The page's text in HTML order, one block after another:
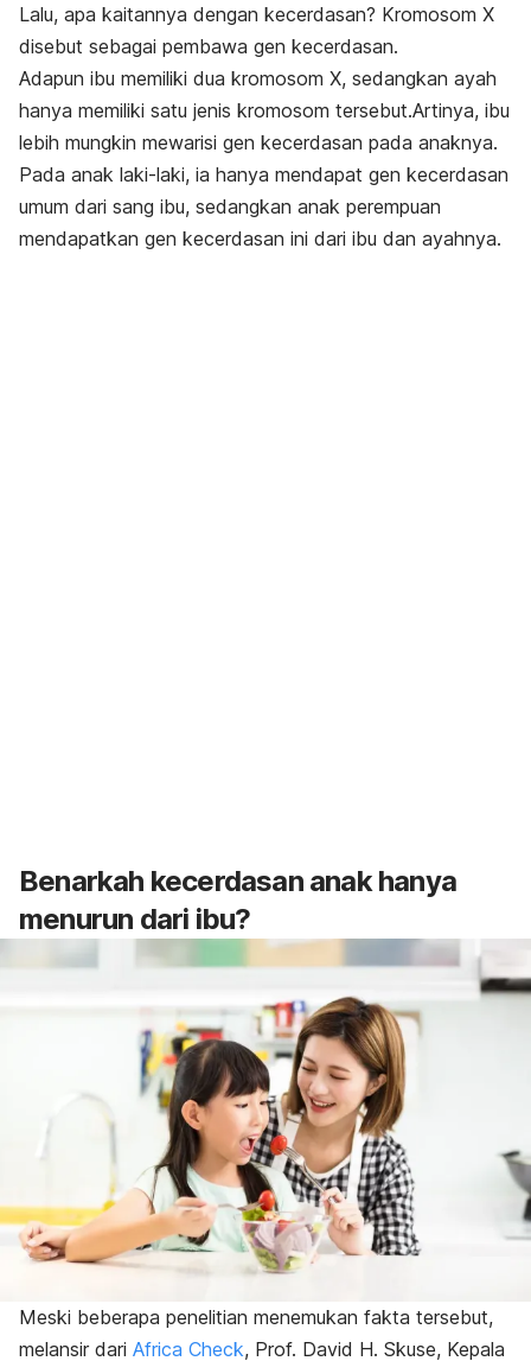
Lalu, apa kaitannya dengan kecerdasan? Kromosom X
disebut sebagai pembawa gen kecerdasan.
Adapun ibu memiliki dua kromosom X, sedangkan ayah
hanya memiliki satu jenis kromosom tersebut.Artinya, ibu
lebih mungkin mewarisi gen kecerdasan pada anaknya.
Pada anak laki-laki, ia hanya mendapat gen kecerdasan
umum dari sang ibu, sedangkan anak perempuan
mendapatkan gen kecerdasan ini dari ibu dan ayahnya.
Benarkah kecerdasan anak hanya
menurun dari ibu?
Meski beberapa penelitian menemukan fakta tersebut,
melansir dari Africa Check, Prof. David H. Skuse, Kepala